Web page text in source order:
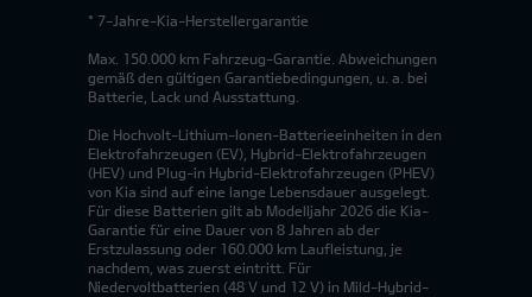
* 7-Jahre-Kia-Herstellergarantie
Max. 150.000 km Fahrzeug-Garantie. Abweichungen
gemäß den gültigen Garantiebedingungen, u. a. bei
Batterie, Lack und Ausstattung.
Die Hochvolt-Lithium-Ionen-Batterieeinheiten in den
Elektrofahrzeugen (EV), Hybrid-Elektrofahrzeugen
(HEV) und Plug-in Hybrid-Elektrofahrzeugen (PHEV)
von Kia sind auf eine lange Lebensdauer ausgelegt.
Für diese Batterien gilt ab Modelljahr 2026 die Kia-
Garantie für eine Dauer von 8 Jahren ab der
Erstzulassung oder 160.000 km Laufleistung, je
nachdem, was zuerst eintritt. Für
Niedervoltbatterien (48 V und 12 V) in Mild-Hybrid-